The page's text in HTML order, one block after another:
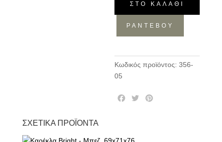
16x12x15
ποσότητα
ΣΤΟ ΚΑΛΆΘΙ
ΡΑΝΤΕΒΟΥ
Κωδικός προϊόντος:356-
05
b
T
ΣΧΕΤΙΚΆ ΠΡΟΪΌΝΤΑ